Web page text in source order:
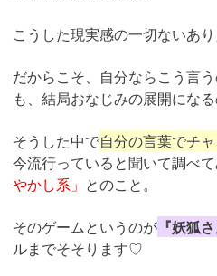
こうした現実感の一切ないあ
だからこそ、自分ならこう言
も、結局おなじみの展開にな
そうした中で自分の言葉でチ
今流行っていると聞いて調べて
やかし系」 とのこと。
そのゲームというのが 『妖狐
ルまでそそります♡